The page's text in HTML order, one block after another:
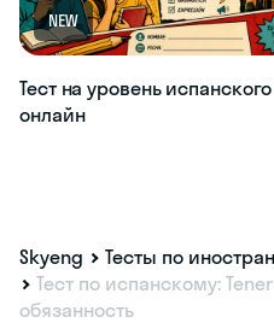
NEW
Тест на уровень
онлайн
Skyeng Тесты по
Тест по испанскому:
обязанность